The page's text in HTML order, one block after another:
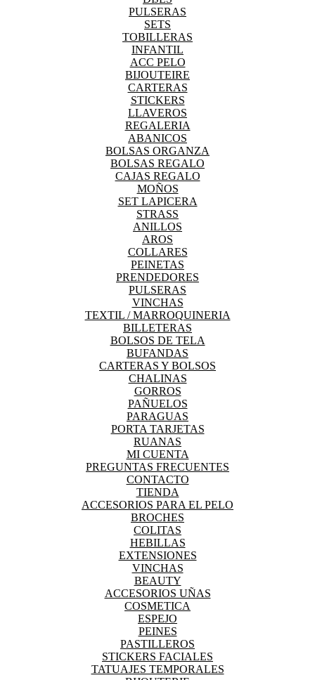
PULSERAS
SETS
TOBILLERAS
INFANTIL
ACC PELO
BIJOUTEIRE
CARTERAS
STICKERS
LLAVEROS
REGALERIA
ABANICOS
BOLSAS ORGANZA
BOLSAS REGALO
CAJAS REGALO
MOÑOS
SET LAPICERA
STRASS
ANILLOS
AROS
COLLARES
PEINETAS
PRENDEDORES
PULSERAS
VINCHAS
TEXTIL / MARROQUINERIA
BILLETERAS
BOLSOS DE TELA
BUFANDAS
CARTERAS Y BOLSOS
CHALINAS
GORROS
PAÑUELOS
PARAGUAS
PORTA TARJETAS
RUANAS
MI CUENTA
PREGUNTAS FRECUENTES
CONTACTO
TIENDA
ACCESORIOS PARA EL PELO
BROCHES
COLITAS
HEBILLAS
EXTENSIONES
VINCHAS
BEAUTY
ACCESORIOS UÑAS
COSMETICA
ESPEJO
PEINES
PASTILLEROS
STICKERS FACIALES
TATUAJES TEMPORALES